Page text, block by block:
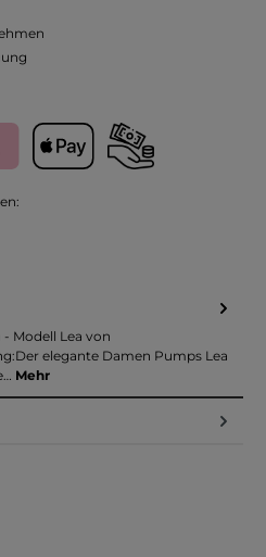
Modell Lea von
elegante Damen Pumps Lea
Mehr